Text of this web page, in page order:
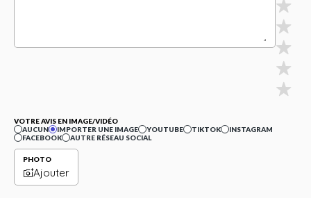
VOTRE AVIS EN IMAGE/VIDÉO
AUCUN
IMPORTER UNE IMAGE YOUTUBE TIKTOK
INSTAGRAM
FACEBOOK
AUTRE RÉSEAU SOCIAL
PHOTO
Ajouter